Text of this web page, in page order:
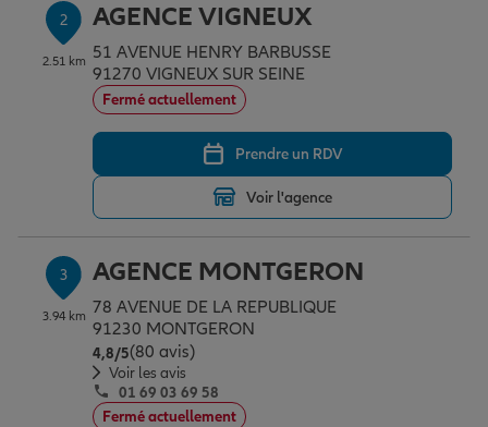
Investissements immobiliers
Transmission
Changer de voiture
Départ à la retraite
Préparer l’avenir
Assurance auto
Assurance habitation
Le Pack Famille
Garantie des accidents de la vie
Assurance scolaire
Professionnels
Allianz en France
2
2.51 km
AGENCE VIGNEUX
51 AVENUE HENRY BARBUSSE
91270 VIGNEUX SUR SEINE
Fermé actuellement
Prendre un RDV
Voir l'agence
3
3.94 km
AGENCE MONTGERON
78 AVENUE DE LA REPUBLIQUE
91230 MONTGERON
4,8/5Note de 4.8 sur 5
(80 avis)
Voir les avis
01 69 03 69 58
Fermé actuellement